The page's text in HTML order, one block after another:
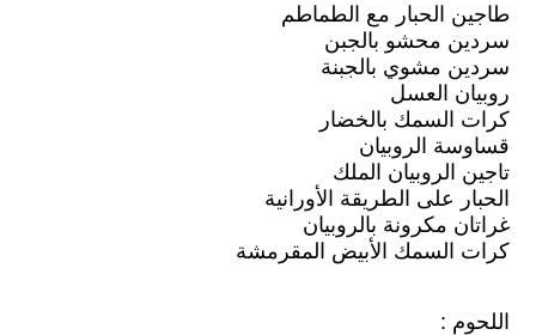
طاجين الحبار مع الطماطم
سردين محشو بالجبن
سردين مشوي بالجبنة
روبيان العسل
كرات السمك بالخضار
قساوسة الروبيان
تاجين الروبيان الملك
الحبار على الطريقة الأورانية
غراتان مكرونة بالروبيان
كرات السمك الأبيض المقرمشة
اللحوم :